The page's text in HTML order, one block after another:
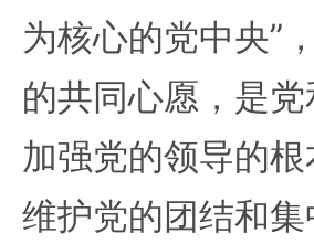
为核心的党中央”
的共同心愿，是
加强党的领导的
维护党的团结和